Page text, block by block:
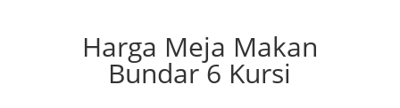
Harga Meja Makan
Bundar 6 Kursi